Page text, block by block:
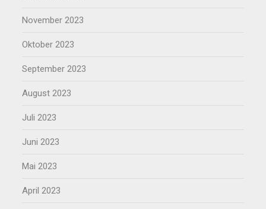
November 2023
Oktober 2023
September 2023
August 2023
Juli 2023
Juni 2023
Mai 2023
April 2023